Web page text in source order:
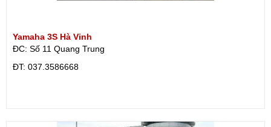
Yamaha 3S Hà Vinh
ĐC: Số 11 Quang Trung
ÐT: 037.3586668